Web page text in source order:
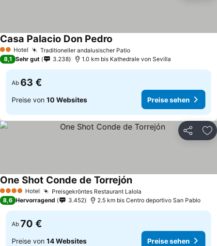
2 Sterne
Hotel Traditioneller andalusischer PatioPreise sehen
Casa Palacio Don Pedro
8,1 Sehr gut 3.238 1.0 km bis Kathedrale von Sevilla
Ab 63 €
Preise von 10 Websites Preise sehen
Teilen
4 Sterne Hotel Preisgekröntes Restaurant Lalola
One Shot Conde de TorrejónPreise sehen
8,6 Hervorragend 3.452 2.5 km bis Centro deportivo San Pablo
Ab 70 €
Preise von 14 Websites Preise sehen